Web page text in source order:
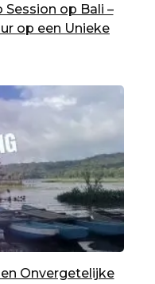
op Bali –
op een Unieke
Onvergetelijke